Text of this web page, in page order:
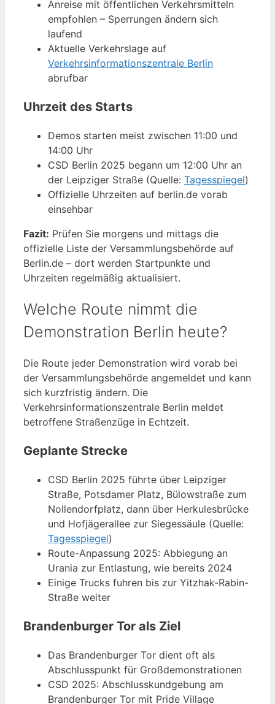
Anreise mit öffentlichen Verkehrsmitteln
empfohlen – Sperrungen ändern sich
laufend
Aktuelle Verkehrslage auf
Verkehrsinformationszentrale Berlin
abrufbar
Uhrzeit des Starts
Demos starten meist zwischen 11:00 und
14:00 Uhr
CSD Berlin 2025 begann um 12:00 Uhr an
der Leipziger Straße (Quelle: Tagesspiegel)
Offizielle Uhrzeiten auf berlin.de vorab
einsehbar
Fazit: Prüfen Sie morgens und mittags die
offizielle Liste der Versammlungsbehörde auf
Berlin.de – dort werden Startpunkte und
Uhrzeiten regelmäßig aktualisiert.
Welche Route nimmt die
Demonstration Berlin heute?
Die Route jeder Demonstration wird vorab bei
der Versammlungsbehörde angemeldet und kann
sich kurzfristig ändern. Die
Verkehrsinformationszentrale Berlin meldet
betroffene Straßenzüge in Echtzeit.
Geplante Strecke
CSD Berlin 2025 führte über Leipziger
Straße, Potsdamer Platz, Bülowstraße zum
Nollendorfplatz, dann über Herkulesbrücke
und Hofjägerallee zur Siegessäule (Quelle:
Tagesspiegel)
Route-Anpassung 2025: Abbiegung an
Urania zur Entlastung, wie bereits 2024
Einige Trucks fuhren bis zur Yitzhak-Rabin-
Straße weiter
Brandenburger Tor als Ziel
Das Brandenburger Tor dient oft als
Abschlusspunkt für Großdemonstrationen
CSD 2025: Abschlusskundgebung am
Brandenburger Tor mit Pride Village